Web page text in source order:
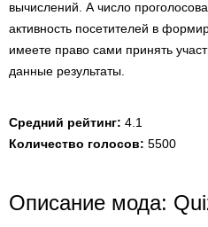
вычислений. А число
активность посетителей в
имеете право сами принять
данные результаты.
Средний рейтинг: 4.1
Количество голосов: 5500
Описание мода: